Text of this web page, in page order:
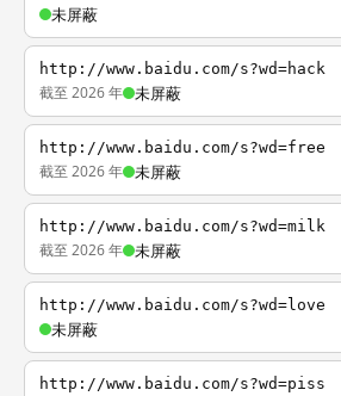
未屏蔽
http://www.baidu.com/s?wd=hack
截至 2026 年 未屏蔽
http://www.baidu.com/s?wd=free
截至 2026 年 未屏蔽
http://www.baidu.com/s?wd=milk
截至 2026 年 未屏蔽
http://www.baidu.com/s?wd=love
未屏蔽
http://www.baidu.com/s?wd=piss